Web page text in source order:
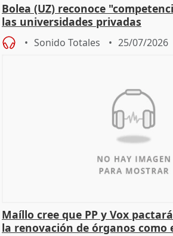
Bolea (UZ) reconoce
las universidades privadas
Sonido Totales 25/07/2026
Maíllo cree que PP y Vox
la renovación de órganos como